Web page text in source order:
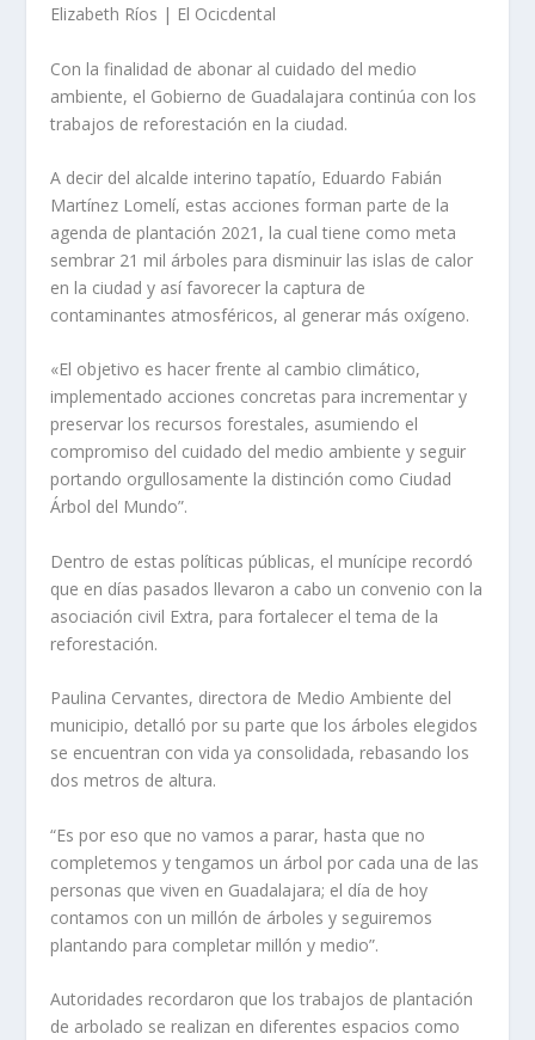
Elizabeth Ríos | El Ocicdental
Con la finalidad de abonar al cuidado del medio
ambiente, el Gobierno de Guadalajara continúa con los
trabajos de reforestación en la ciudad.
A decir del alcalde interino tapatío, Eduardo Fabián
Martínez Lomelí, estas acciones forman parte de la
agenda de plantación 2021, la cual tiene como meta
sembrar 21 mil árboles para disminuir las islas de calor
en la ciudad y así favorecer la captura de
contaminantes atmosféricos, al generar más oxígeno.
«El objetivo es hacer frente al cambio climático,
implementado acciones concretas para incrementar y
preservar los recursos forestales, asumiendo el
compromiso del cuidado del medio ambiente y seguir
portando orgullosamente la distinción como Ciudad
Árbol del Mundo”.
Dentro de estas políticas públicas, el munícipe recordó
que en días pasados llevaron a cabo un convenio con la
asociación civil Extra, para fortalecer el tema de la
reforestación.
Paulina Cervantes, directora de Medio Ambiente del
municipio, detalló por su parte que los árboles elegidos
se encuentran con vida ya consolidada, rebasando los
dos metros de altura.
“Es por eso que no vamos a parar, hasta que no
completemos y tengamos un árbol por cada una de las
personas que viven en Guadalajara; el día de hoy
contamos con un millón de árboles y seguiremos
plantando para completar millón y medio”.
Autoridades recordaron que los trabajos de plantación
de arbolado se realizan en diferentes espacios como